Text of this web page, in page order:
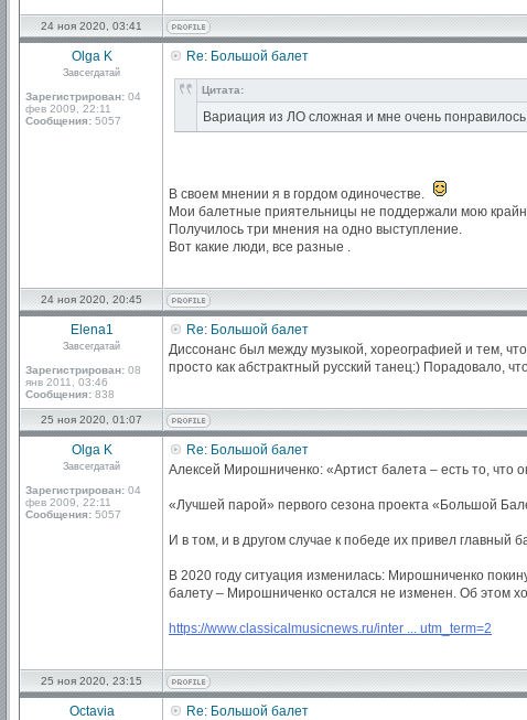
24 ноя 2020, 03:41
Olga K
Завсегдатай
Зарегистрирован: 04
фев 2009, 22:11
Сообщения: 5057
Re: Большой балет
Цитата:
Вариация из ЛО сложная и мне очень
В своем мнении я в гордом одиночестве.
Мои балетные приятельницы не поддержали мою
Получилось три мнения на одно выступление.
Вот какие люди, все разные .
24 ноя 2020, 20:45
Elena1
Завсегдатай
Зарегистрирован: 08
янв 2011, 03:46
Сообщения: 838
Re: Большой балет
Диссонанс был между музыкой, хореографией и тем,
просто как абстрактный русский танец:) Порадовало,
25 ноя 2020, 01:07
Olga K
Завсегдатай
Зарегистрирован: 04
фев 2009, 22:11
Сообщения: 5057
Re: Большой балет
Алексей Мирошниченко: «Артист балета – есть то, что
«Лучшей парой» первого сезона проекта «Большой
И в том, и в другом случае к победе их привел
В 2020 году ситуация изменилась: Мирошниченко
балету – Мирошниченко остался не изменен. Об этом
https://www.classicalmusicnews.ru/inter ... utm_term=2
25 ноя 2020, 23:15
Octavia Re: Большой балет